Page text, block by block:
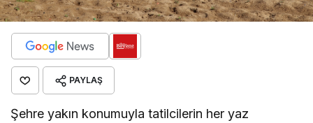
PAYLAŞ
Şehre yakın konumuyla tatilcilerin her yaz